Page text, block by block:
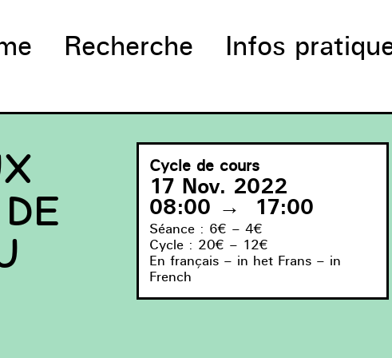
Recherche Infos
Cycle de cours
17 Nov. 2022
08:00 → 17:00
Séance : 6€ – 4€
Cycle : 20€ – 12€
En français – in het Frans – in
French